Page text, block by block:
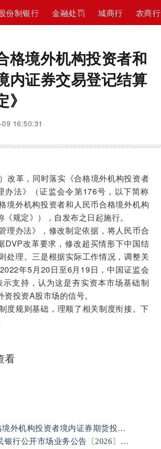
份制银行 金融处罚 城商行 农商行
格境外机构投资者和
内证券交易登记结算
16:50:31
改革，同时落实《合格境外机构投资者
法》（证监会令第176号，以下简称
境外机构投资者和人民币合格境外机构
规定》），自发布之日起施行。
理办法》，修改制定依据，将人民币合
DVP改革要求，修改超买情形下中国结
处理。三是根据实际工作情况，调整关
年5月20日至6月19日，中国证监会
支持，认为这是夯实资本市场基础制
投资A股市场的信号。
规则基础，理顺了相关制度衔接。下
看
央行等多部门发布《合格境外机构投资者和人民币合格境外机构投资者境内证券期货投资管理办法》
中国人民银行创设境外央行类机构回购工具 （中国人民银行公开市场业务公告〔2026〕第3号）